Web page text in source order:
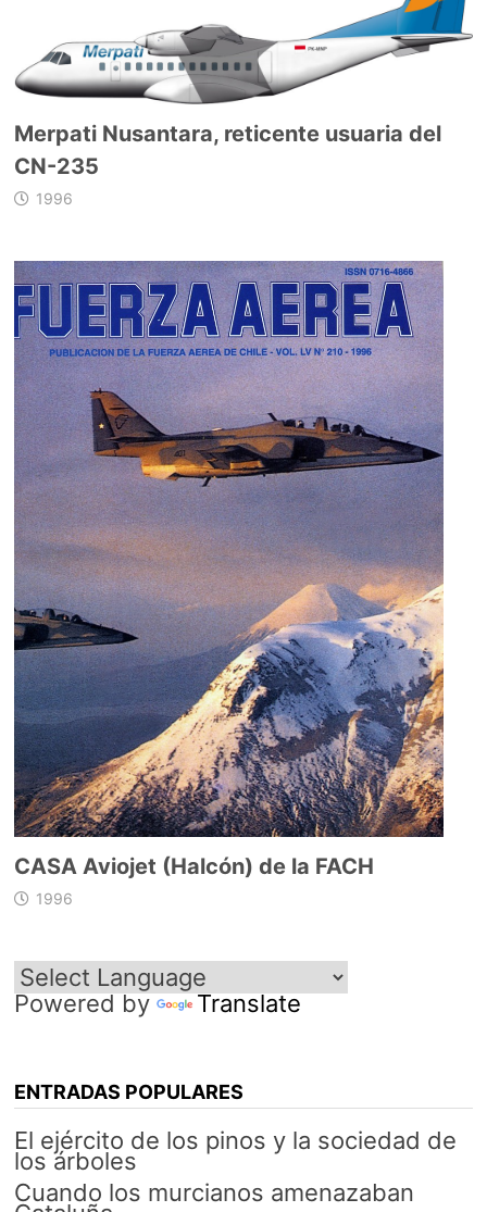
Merpati Nusantara, reticente usuaria del
CN-235
1996
CASA Aviojet (Halcón) de la FACH
1996
Powered by Translate
ENTRADAS POPULARES
El ejército de los pinos y la sociedad de
los árboles
Cuando los murcianos amenazaban